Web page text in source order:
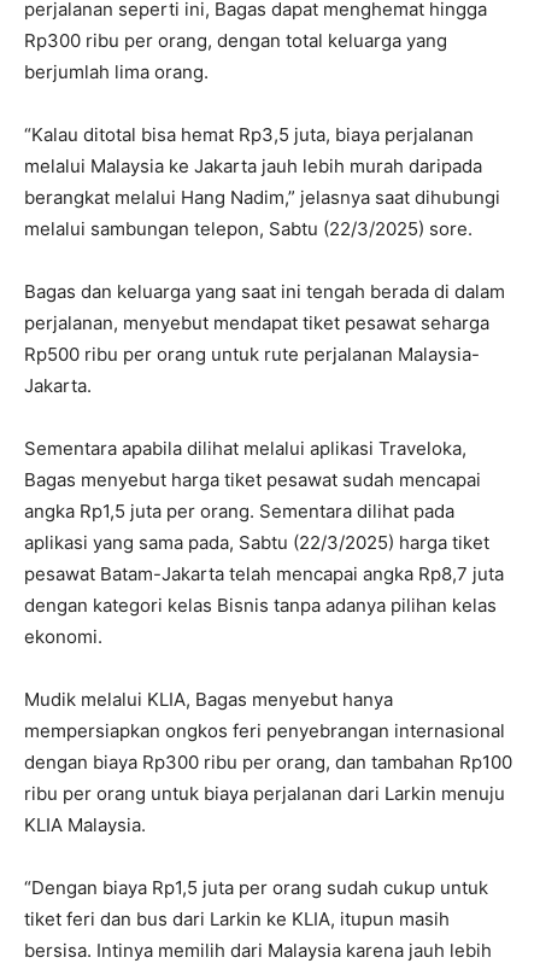
perjalanan seperti ini, Bagas dapat menghemat hingga
Rp300 ribu per orang, dengan total keluarga yang
berjumlah lima orang.
“Kalau ditotal bisa hemat Rp3,5 juta, biaya perjalanan
melalui Malaysia ke Jakarta jauh lebih murah daripada
berangkat melalui Hang Nadim,” jelasnya saat dihubungi
melalui sambungan telepon, Sabtu (22/3/2025) sore.
Bagas dan keluarga yang saat ini tengah berada di dalam
perjalanan, menyebut mendapat tiket pesawat seharga
Rp500 ribu per orang untuk rute perjalanan Malaysia-
Jakarta.
Sementara apabila dilihat melalui aplikasi Traveloka,
Bagas menyebut harga tiket pesawat sudah mencapai
angka Rp1,5 juta per orang. Sementara dilihat pada
aplikasi yang sama pada, Sabtu (22/3/2025) harga tiket
pesawat Batam-Jakarta telah mencapai angka Rp8,7 juta
dengan kategori kelas Bisnis tanpa adanya pilihan kelas
ekonomi.
Mudik melalui KLIA, Bagas menyebut hanya
mempersiapkan ongkos feri penyebrangan internasional
dengan biaya Rp300 ribu per orang, dan tambahan Rp100
ribu per orang untuk biaya perjalanan dari Larkin menuju
KLIA Malaysia.
“Dengan biaya Rp1,5 juta per orang sudah cukup untuk
tiket feri dan bus dari Larkin ke KLIA, itupun masih
bersisa. Intinya memilih dari Malaysia karena jauh lebih